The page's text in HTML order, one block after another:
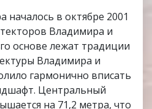
началось в октябре 2001
Владимира и
основе лежат традиции
Владимира и
гармонично вписать
Центральный
на 71,2 метра, что